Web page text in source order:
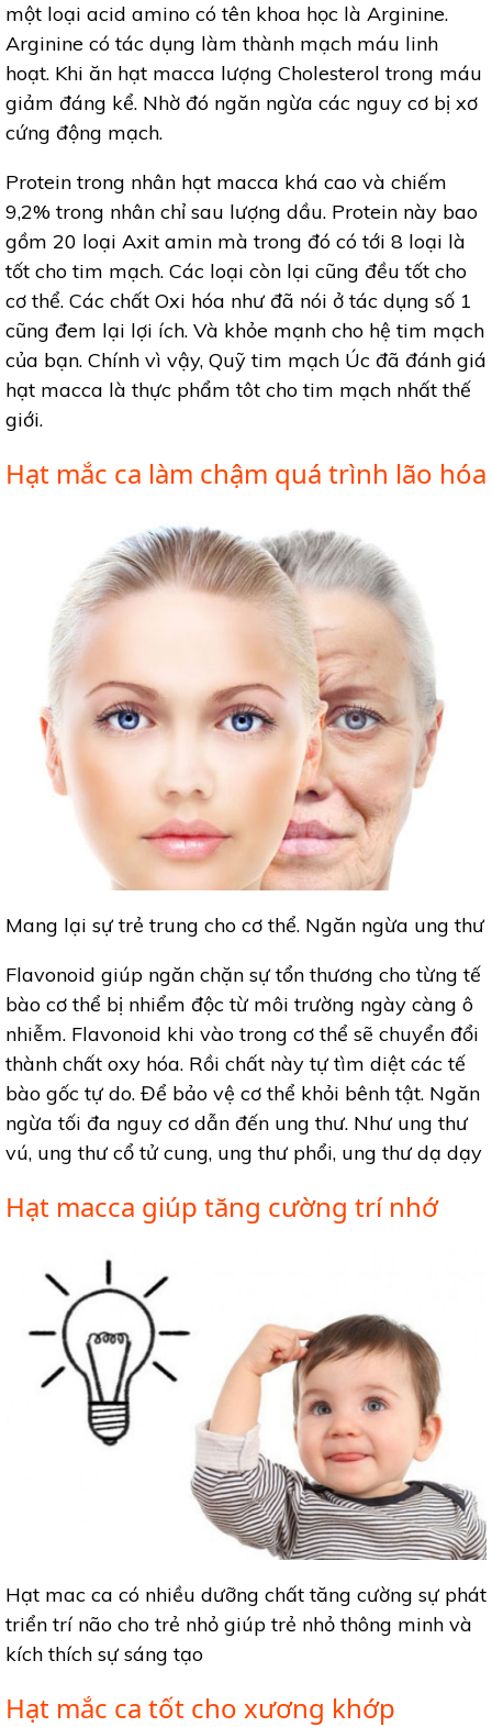
một loại acid amino có tên khoa học là Arginine.
Arginine có tác dụng làm thành mạch máu linh
hoạt. Khi ăn hạt macca lượng Cholesterol trong máu
giảm đáng kể. Nhờ đó ngăn ngừa các nguy cơ bị xơ
cứng động mạch.
Protein trong nhân hạt macca khá cao và chiếm
9,2% trong nhân chỉ sau lượng dầu. Protein này bao
gồm 20 loại Axit amin mà trong đó có tới 8 loại là
tốt cho tim mạch. Các loại còn lại cũng đều tốt cho
cơ thể. Các chất Oxi hóa như đã nói ở tác dụng số 1
cũng đem lại lợi ích. Và khỏe mạnh cho hệ tim mạch
của bạn. Chính vì vậy, Quỹ tim mạch Úc đã đánh giá
hạt macca là thực phẩm tôt cho tim mạch nhất thế
giới.
Hạt mắc ca làm chậm quá trình lão hóa
Mang lại sự trẻ trung cho cơ thể. Ngăn ngừa ung thư
Flavonoid giúp ngăn chặn sự tổn thương cho từng tế
bào cơ thể bị nhiểm độc từ môi trường ngày càng ô
nhiễm. Flavonoid khi vào trong cơ thể sẽ chuyển đổi
thành chất oxy hóa. Rồi chất này tự tìm diệt các tế
bào gốc tự do. Để bảo vệ cơ thể khỏi bênh tật. Ngăn
ngừa tối đa nguy cơ dẫn đến ung thư. Như ung thư
vú, ung thư cổ tử cung, ung thư phổi, ung thư dạ dạy
Hạt macca giúp tăng cường trí nhớ
Hạt mac ca có nhiều dưỡng chất tăng cường sự phát
triển trí não cho trẻ nhỏ giúp trẻ nhỏ thông minh và
kích thích sự sáng tạo
Hạt mắc ca tốt cho xương khớp